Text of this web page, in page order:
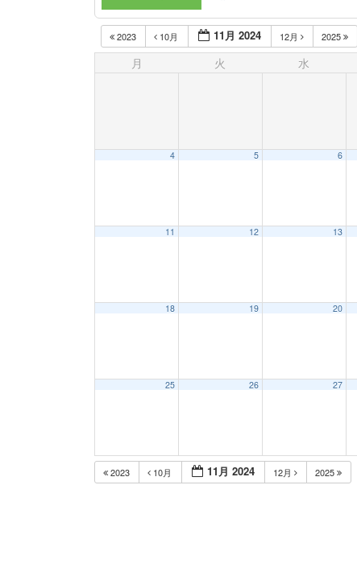
2023 10月 11月 2024 12月 2025
月 火 水
4 5 6
11 12 13
18 19 20
25 26 27
2023 10月 11月 2024 12月 2025